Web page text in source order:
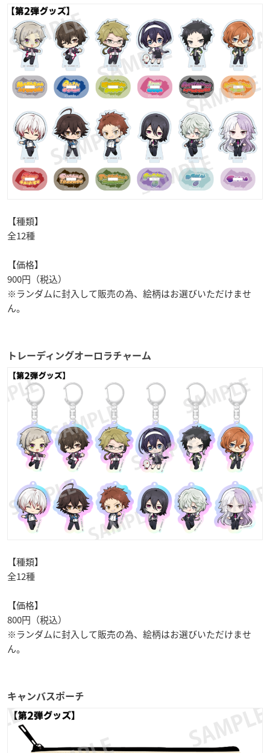
【種類】
全12種
【価格】
900円（税込）
※ランダムに封入して販売の為、絵柄はお選びいただけませ
ん。
トレーディングオーロラチャーム
【種類】
全12種
【価格】
800円（税込）
※ランダムに封入して販売の為、絵柄はお選びいただけませ
ん。
キャンバスポーチ